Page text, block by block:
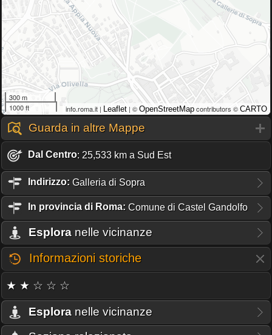
300 m
1000 ft
info.roma.it | Leaflet | © OpenStreetMap contributors © CARTO
Guarda in altre Mappe
Dal Centro: 25,533 km a Sud Est
Indirizzo: Galleria di Sopra
In provincia di Roma: Comune di Castel Gandolfo
Esplora nelle vicinanze
Informazioni storiche
★ ★ ☆ ☆ ☆
Esplora nelle vicinanze